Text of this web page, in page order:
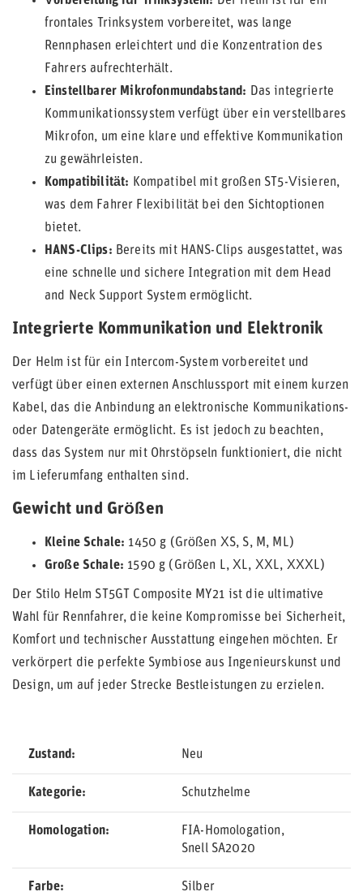
frontales Trinksystem vorbereitet, was lange
Rennphasen erleichtert und die Konzentration des
Fahrers aufrechterhält.
Einstellbarer Mikrofonmundabstand: Das integrierte
Kommunikationssystem verfügt über ein verstellbares
Mikrofon, um eine klare und effektive Kommunikation
zu gewährleisten.
Kompatibilität: Kompatibel mit großen ST5-Visieren,
was dem Fahrer Flexibilität bei den Sichtoptionen
bietet.
HANS-Clips: Bereits mit HANS-Clips ausgestattet, was
eine schnelle und sichere Integration mit dem Head
and Neck Support System ermöglicht.
Integrierte Kommunikation und Elektronik
Der Helm ist für ein Intercom-System vorbereitet und
verfügt über einen externen Anschlussport mit einem kurzen
Kabel, das die Anbindung an elektronische Kommunikations-
oder Datengeräte ermöglicht. Es ist jedoch zu beachten,
dass das System nur mit Ohrstöpseln funktioniert, die nicht
im Lieferumfang enthalten sind.
Gewicht und Größen
Kleine Schale: 1450 g (Größen XS, S, M, ML)
Große Schale: 1590 g (Größen L, XL, XXL, XXXL)
Der Stilo Helm ST5GT Composite MY21 ist die ultimative
Wahl für Rennfahrer, die keine Kompromisse bei Sicherheit,
Komfort und technischer Ausstattung eingehen möchten. Er
verkörpert die perfekte Symbiose aus Ingenieurskunst und
Design, um auf jeder Strecke Bestleistungen zu erzielen.
Zustand Neu
Kategorie Schutzhelme
Homologation
FIA-Homologation
Snell SA2020
Farbe Silber